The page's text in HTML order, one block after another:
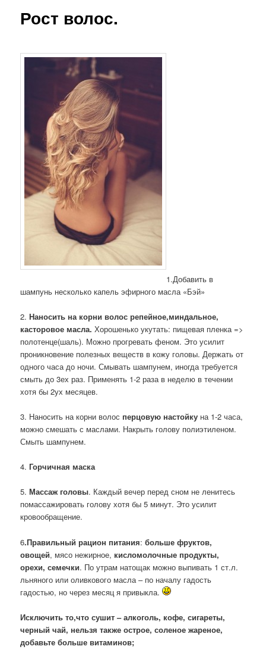
Рост волос.
1.Добавить в
шампунь несколько капель эфирного масла «Бэй»
2.Наносить на корни волос репейное,миндальное,
касторовое масла. Хорошенько укутать: пищевая пленка =>
полотенце(шаль). Можно прогревать феном. Это усилит
проникновение полезных веществ в кожу головы. Держать от
одного часа до ночи. Смывать шампунем, иногда требуется
смыть до 3ех раз. Применять 1-2 раза в неделю в течении
хотя бы 2ух месяцев.
3. Наносить на корни волос перцовую настойку на 1-2 часа,
можно смешать с маслами. Накрыть голову полиэтиленом.
Смыть шампунем.
4. Горчичная маска
5. Массаж головы. Каждый вечер перед сном не ленитесь
помассажировать голову хотя бы 5 минут. Это усилит
кровообращение.
6.Правильный рацион питания:больше фруктов,
овощей, мясо нежирное, кисломолочные продукты,
орехи, семечки. По утрам натощак можно выпивать 1 ст.л.
льняного или оливкового масла – по началу гадость
гадостью, но через месяц я привыкла.
Исключить то,что сушит – алкоголь, кофе, сигареты,
черный чай, нельзя также острое, соленое жареное,
добавьте больше витаминов;